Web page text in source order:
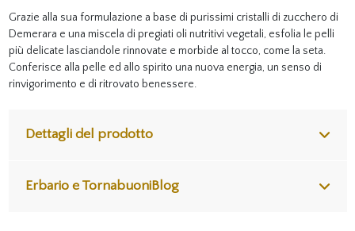
Grazie alla sua formulazione a base di purissimi cristalli di zucchero di
Demerara e una miscela di pregiati oli nutritivi vegetali, esfolia le pelli
più delicate lasciandole rinnovate e morbide al tocco, come la seta.
Conferisce alla pelle ed allo spirito una nuova energia, un senso di
rinvigorimento e di ritrovato benessere.
Dettagli del prodotto
Erbario e TornabuoniBlog